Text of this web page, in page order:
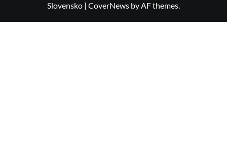
Slovensko | CoverNews by AF themes.